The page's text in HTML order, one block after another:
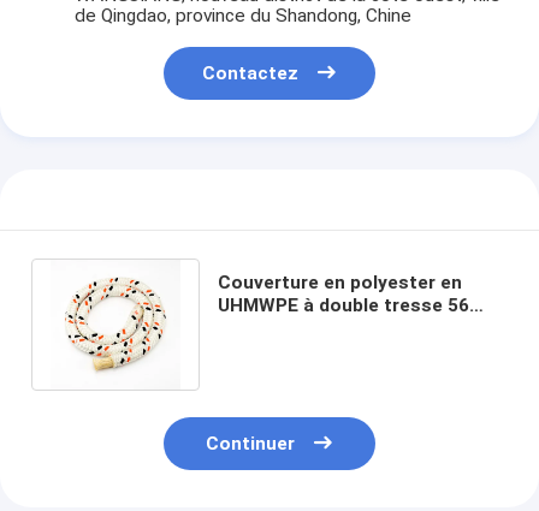
de Qingdao, province du Shandong, Chine
Contactez
Couverture en polyester en
UHMWPE à double tresse 56
Continuer